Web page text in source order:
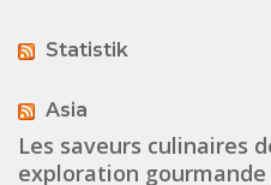
Statistik
Asia
Les saveurs culinaires
exploration gourmande